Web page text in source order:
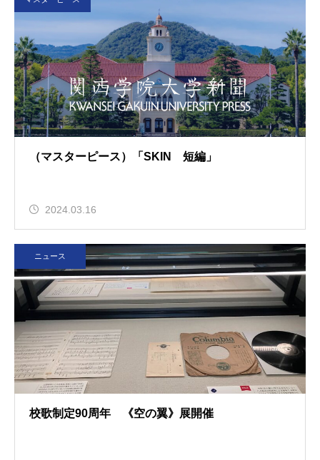
（マスターピース）「SKIN 短編」
2024.03.16
ニュース
校歌制定90周年 《空の翼》展開催